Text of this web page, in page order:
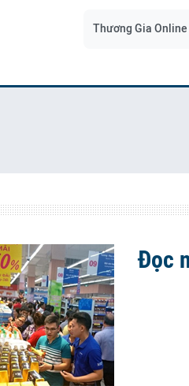
Thương Gia Online
Đọc